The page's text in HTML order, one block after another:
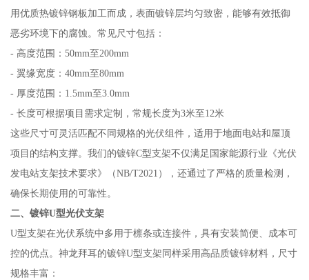
用优质热镀锌钢板加工而成，表面镀锌层均匀致密，能够有效抵御
恶劣环境下的腐蚀。常见尺寸包括：
- 高度范围：50mm至200mm
- 翼缘宽度：40mm至80mm
- 厚度范围：1.5mm至3.0mm
- 长度可根据项目需求定制，常规长度为3米至12米
这些尺寸可灵活匹配不同规格的光伏组件，适用于地面电站和屋顶
项目的结构支撑。我们的镀锌C型支架不仅满足国家能源行业《光伏
发电站支架技术要求》（NB/T2021），还通过了严格的质量检测，
确保长期使用的可靠性。
二、镀锌U型光伏支架
U型支架在光伏系统中多用于檩条或连接件，具有安装简便、成本可
控的优点。神龙拜耳的镀锌U型支架同样采用高品质镀锌材料，尺寸
规格丰富：